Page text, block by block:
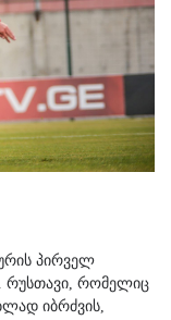
პირველ
რუსთავი, რომელიც
იბრძვის,